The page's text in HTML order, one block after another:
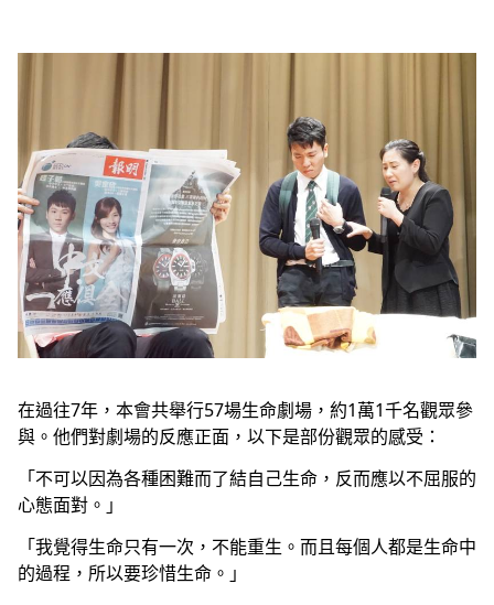
在過往7年，本會共舉行57場生命劇場，約1萬1千名觀眾參
與。他們對劇場的反應正面，以下是部份觀眾的感受：
「不可以因為各種困難而了結自己生命，反而應以不屈服的
心態面對。」
「我覺得生命只有一次，不能重生。而且每個人都是生命中
的過程，所以要珍惜生命。」